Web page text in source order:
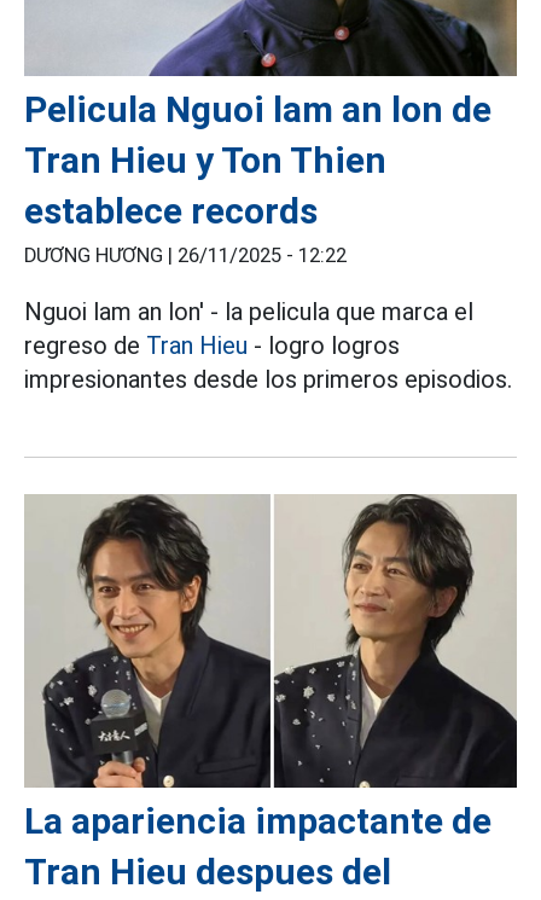
Pelicula Nguoi lam an lon de
Tran Hieu y Ton Thien
establece records
DƯƠNG HƯƠNG | 26/11/2025 - 12:22
Nguoi lam an lon' - la pelicula que marca el
regreso de Tran Hieu - logro logros
impresionantes desde los primeros episodios.
La apariencia impactante de
Tran Hieu despues del